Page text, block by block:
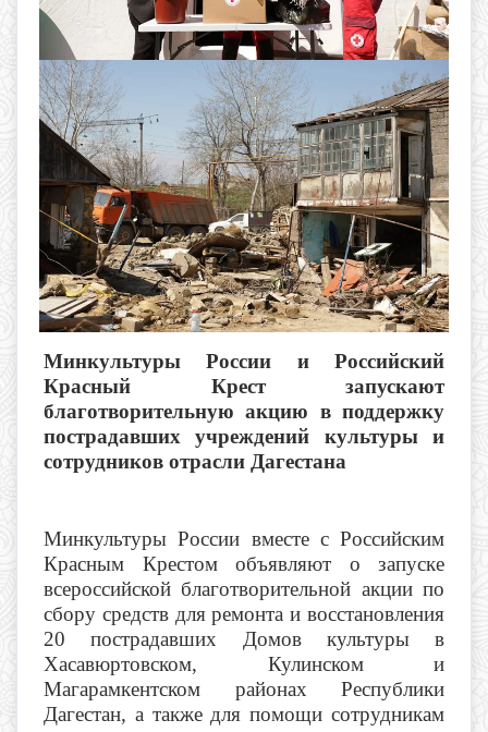
Минкультуры России и Российский
Красный Крест запускают
благотворительную акцию в поддержку
пострадавших учреждений культуры и
сотрудников отрасли Дагестана
Минкультуры России вместе с Российским
Красным Крестом объявляют о запуске
всероссийской благотворительной акции по
сбору средств для ремонта и восстановления
20 пострадавших Домов культуры в
Хасавюртовском, Кулинском и
Магарамкентском районах Республики
Дагестан, а также для помощи сотрудникам